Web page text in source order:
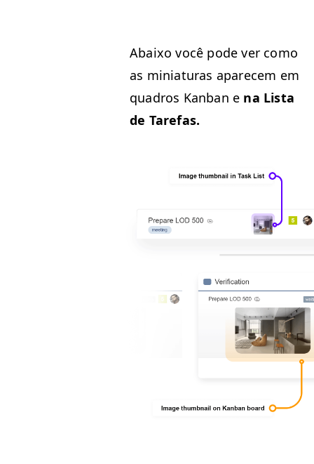
Abaixo você pode ver como
as miniat­uras apare­cem em
quadros Kan­ban e na Lista
de Tarefas.